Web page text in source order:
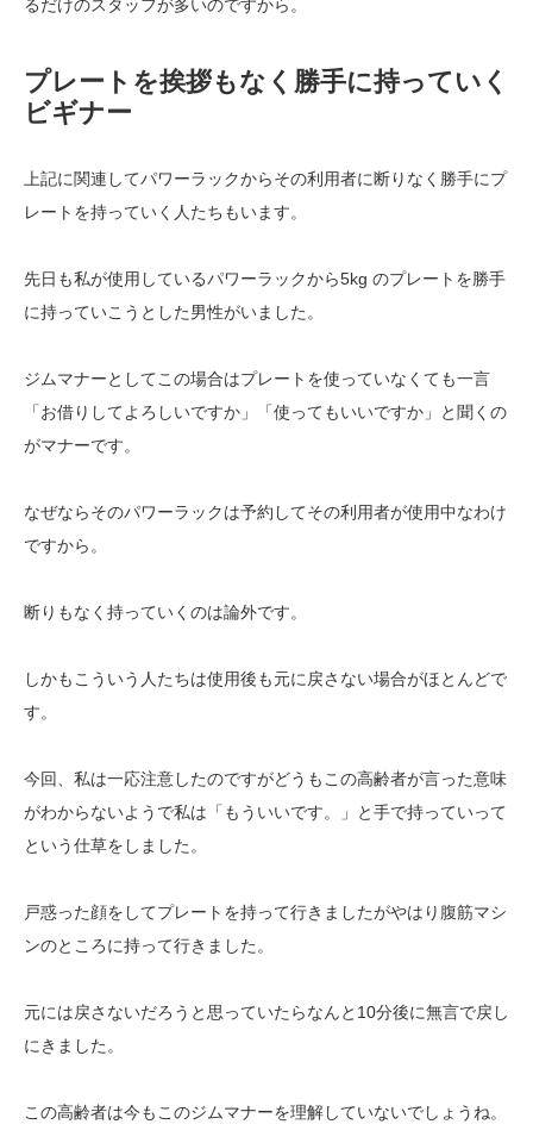
るだけのスタッフが多いのですから。
プレートを挨拶もなく勝手に持っていく
ビギナー
上記に関連してパワーラックからその利用者に断りなく勝手にプ
レートを持っていく人たちもいます。
先日も私が使用しているパワーラックから5kg のプレートを勝手
に持っていこうとした男性がいました。
ジムマナーとしてこの場合はプレートを使っていなくても一言
「お借りしてよろしいですか」「使ってもいいですか」と聞くの
がマナーです。
なぜならそのパワーラックは予約してその利用者が使用中なわけ
ですから。
断りもなく持っていくのは論外です。
しかもこういう人たちは使用後も元に戻さない場合がほとんどで
す。
今回、私は一応注意したのですがどうもこの高齢者が言った意味
がわからないようで私は「もういいです。」と手で持っていって
という仕草をしました。
戸惑った顔をしてプレートを持って行きましたがやはり腹筋マシ
ンのところに持って行きました。
元には戻さないだろうと思っていたらなんと10分後に無言で戻し
にきました。
この高齢者は今もこのジムマナーを理解していないでしょうね。